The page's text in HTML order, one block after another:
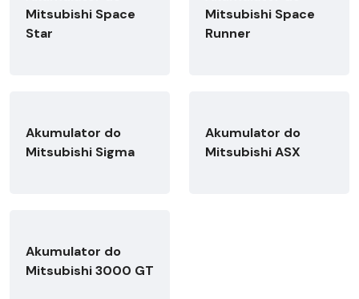
Mitsubishi Space
Star
Mitsubishi Space
Runner
Akumulator do
Mitsubishi Sigma
Akumulator do
Mitsubishi ASX
Akumulator do
Mitsubishi 3000 GT